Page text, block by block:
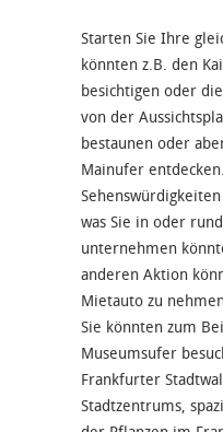
Starten Sie Ihre
könnten z.B. den
besichtigen oder
von der
bestaunen oder
Mainufer
was Sie in oder
unternehmen
anderen Aktion
Mietauto zu
Sie könnten zum
Museumsufer
Frankfurter
Stadtzentrums,